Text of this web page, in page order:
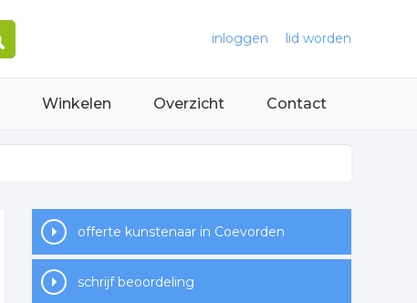
inloggen lid worden
Winkelen Overzicht Contact
offerte kunstenaar in Coevorden
schrijf beoordeling